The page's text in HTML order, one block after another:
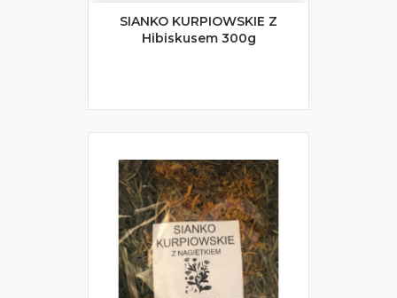
SIANKO KURPIOWSKIE Z
Hibiskusem 300g